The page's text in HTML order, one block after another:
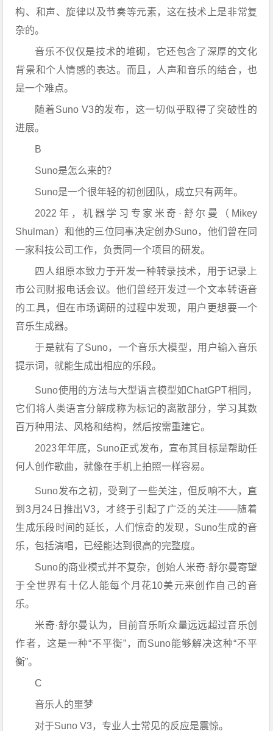
构、和声、旋律以及节奏等元素，这在技术上是非常复
杂的。
音乐不仅仅是技术的堆砌，它还包含了深厚的文化
背景和个人情感的表达。而且，人声和音乐的结合，也
是一个难点。
随着Suno V3的发布，这一切似乎取得了突破性的
进展。
B
Suno是怎么来的？
Suno是一个很年轻的初创团队，成立只有两年。
2022年，机器学习专家米奇·舒尔曼（Mikey
Shulman）和他的三位同事决定创办Suno，他们曾在同
一家科技公司工作，负责同一个项目的研发。
四人组原本致力于开发一种转录技术，用于记录上
市公司财报电话会议。他们曾经开发过一个文本转语音
的工具，但在市场调研的过程中发现，用户更想要一个
音乐生成器。
于是就有了Suno，一个音乐大模型，用户输入音乐
提示词，就能生成出相应的乐段。
Suno使用的方法与大型语言模型如ChatGPT相同，
它们将人类语言分解成称为标记的离散部分，学习其数
百万种用法、风格和结构，然后按需重建它。
2023年年底，Suno正式发布，宣布其目标是帮助任
何人创作歌曲，就像在手机上拍照一样容易。
Suno发布之初，受到了一些关注，但反响不大，直
到3月24日推出V3，才终于引起了广泛的关注——随着
生成乐段时间的延长，人们惊奇的发现，Suno生成的音
乐，包括演唱，已经能达到很高的完整度。
Suno的商业模式并不复杂，创始人米奇·舒尔曼寄望
于全世界有十亿人能每个月花10美元来创作自己的音
乐。
米奇·舒尔曼认为，目前音乐听众量远远超过音乐创
作者，这是一种“不平衡”，而Suno能够解决这种“不平
衡”。
C
音乐人的噩梦
对于Suno V3，专业人士常见的反应是震惊。